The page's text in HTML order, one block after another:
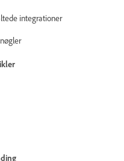
integrationer